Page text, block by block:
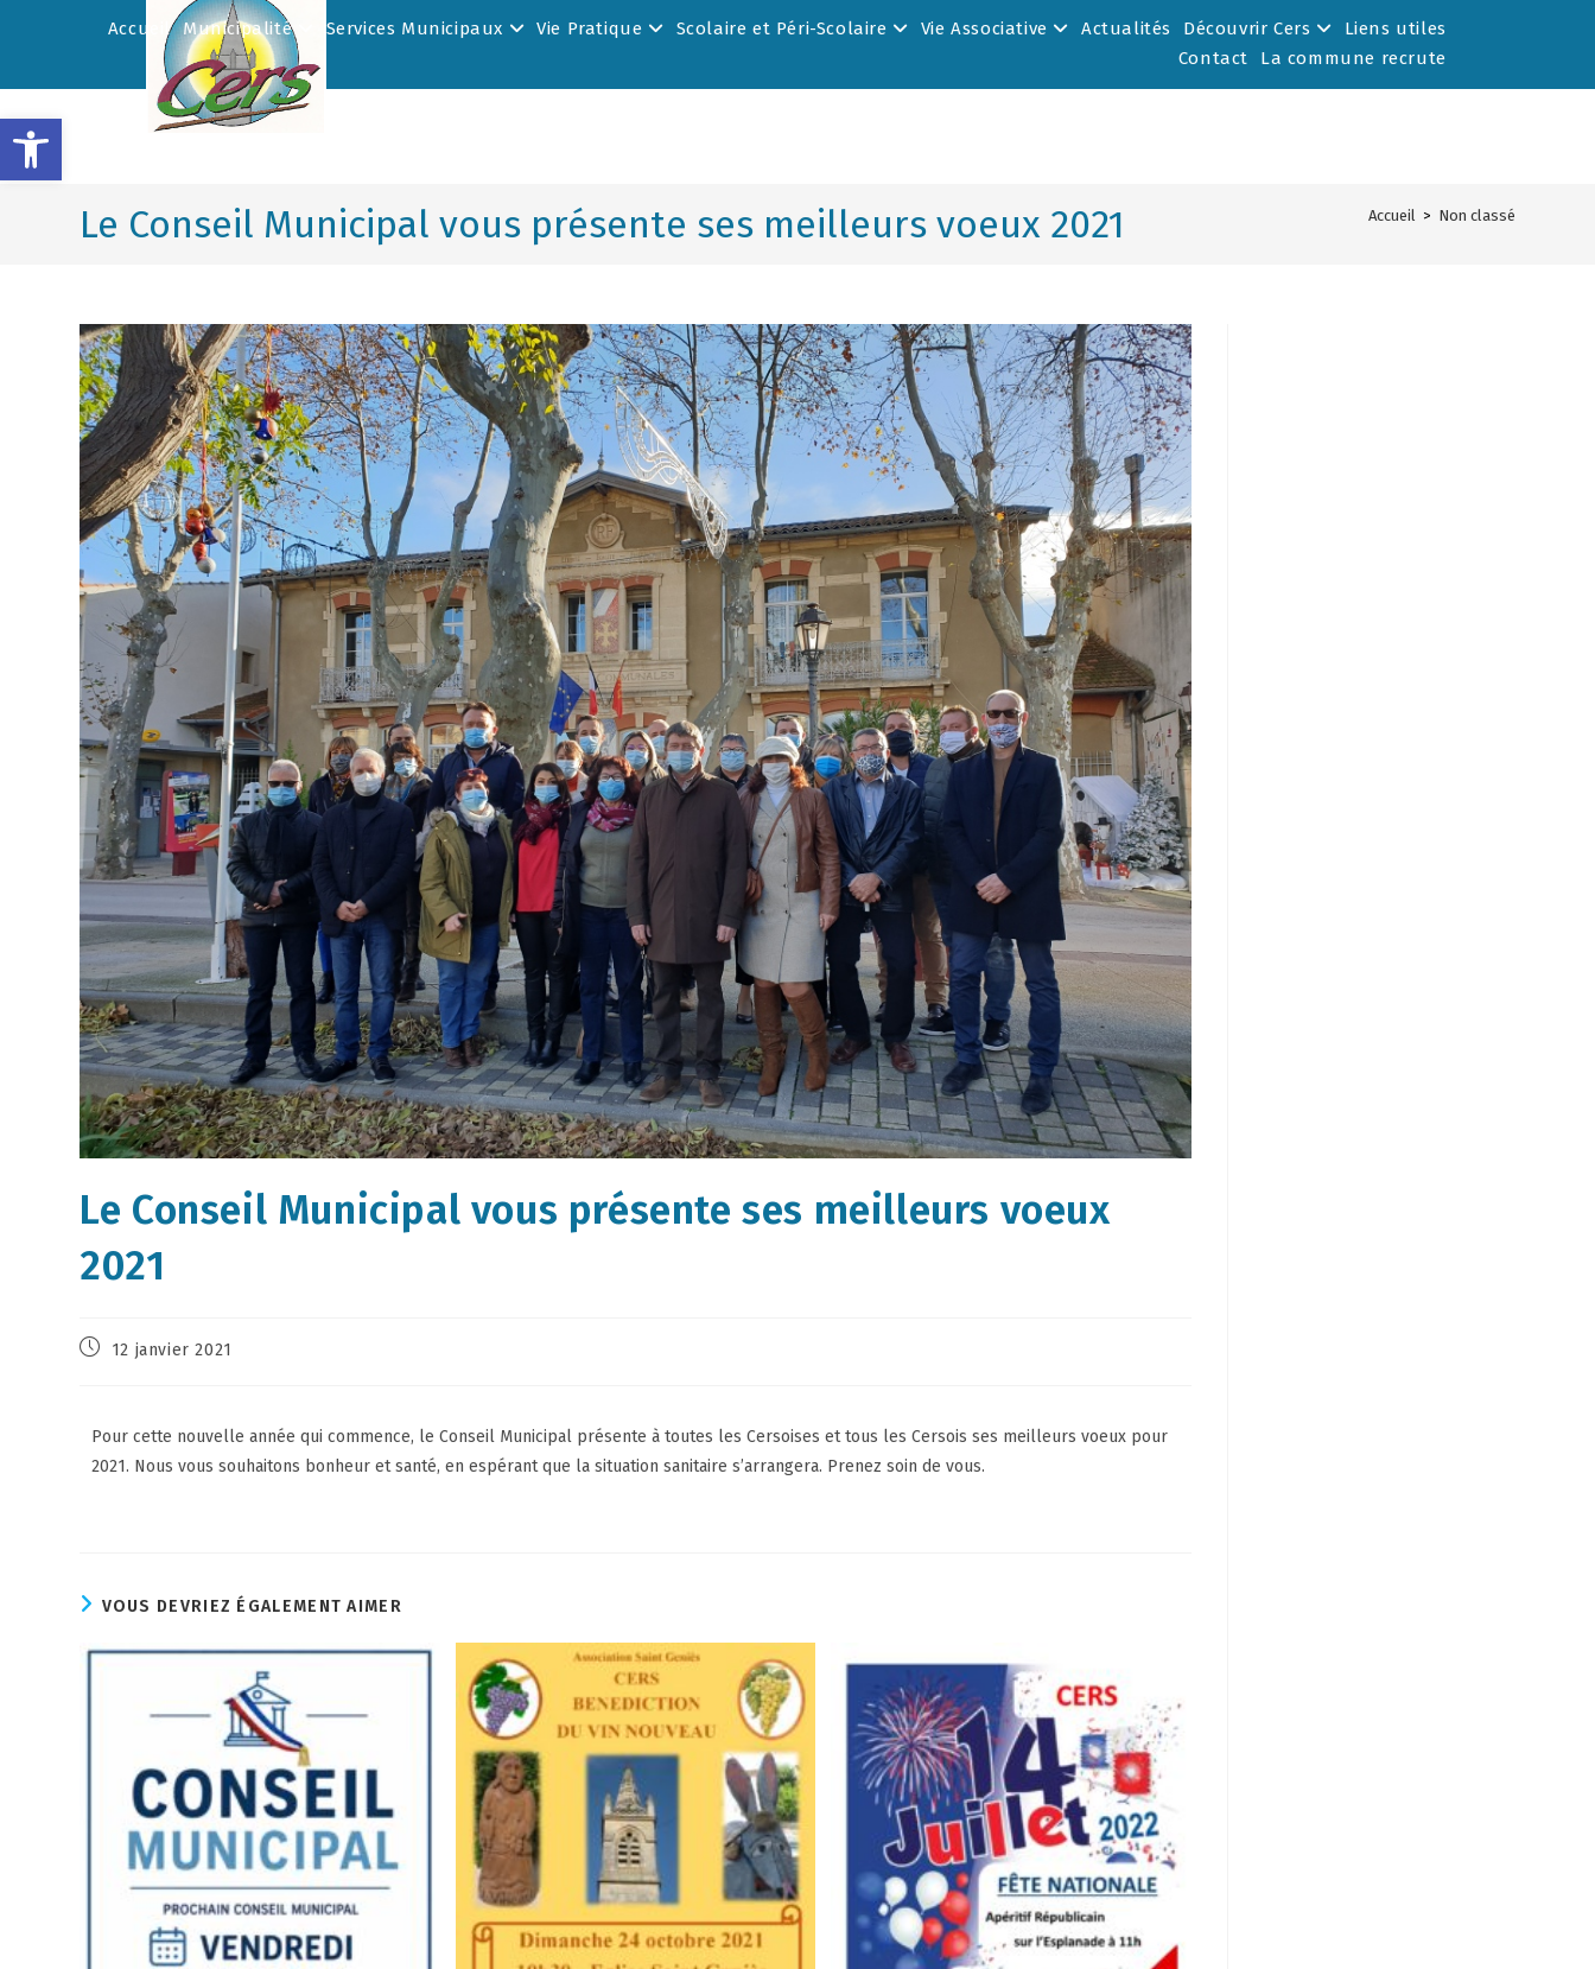
Accueil Municipalité Services Municipaux Vie Pratique Scolaire et Péri-Scolaire Vie Associative Actualités Découvrir Cers
Liens utiles
Contact
La commune recrute
Le Conseil Municipal vous présente ses meilleurs voeux 2021 Accueil > Non classé
Le Conseil Municipal vous présente ses meilleurs voeux
2021
12 janvier 2021
Pour cette nouvelle année qui commence, le Conseil Municipal présente à toutes les Cersoises et tous les Cersois ses meilleurs voeux pour
2021. Nous vous souhaitons bonheur et santé, en espérant que la situation sanitaire s’arrangera. Prenez soin de vous.
VOUS DEVRIEZ ÉGALEMENT AIMER
Ouvrir la barre d’outils